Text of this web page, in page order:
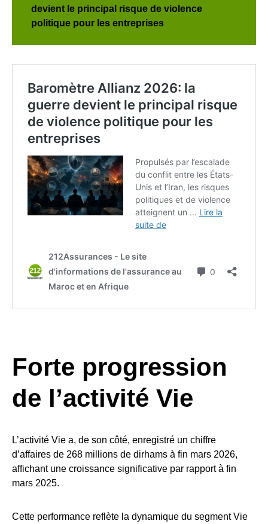
devient le principal risque de violence
politique pour les entreprises
Forte progression
de l’activité Vie
L’activité Vie a, de son côté, enregistré un chiffre
d’affaires de 268 millions de dirhams à fin mars 2026,
affichant une croissance significative par rapport à fin
mars 2025.
Cette performance reflète la dynamique du segment Vie